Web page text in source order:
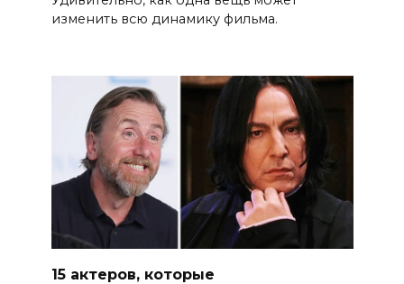
изменить всю динамику фильма.
15 актеров, которые